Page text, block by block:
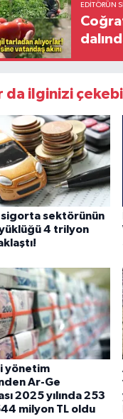
EDITÖRÜN
da ilginizi
sigorta sektörünün
4 trilyon
yönetim
Ar-Ge
2025 yılında 253
milyon TL oldu